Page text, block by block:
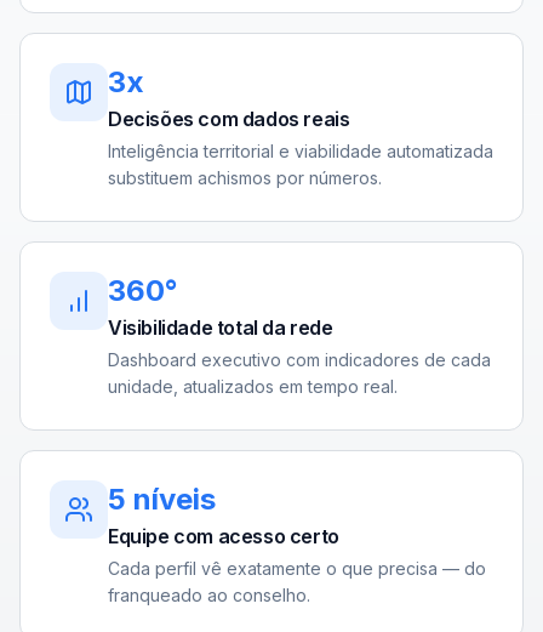
3x
Decisões com dados reais
Inteligência territorial e viabilidade automatizada
substituem achismos por números.
360°
Visibilidade total da rede
Dashboard executivo com indicadores de cada
unidade, atualizados em tempo real.
5 níveis
Equipe com acesso certo
Cada perfil vê exatamente o que precisa — do
franqueado ao conselho.